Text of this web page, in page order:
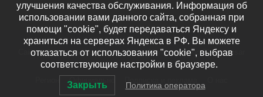
Сайт работает на WordPress|Тема: Newsup, авторThemeansar
Официально Подписка и реклама
улучшения качества обслуживания. Информация об
использовании вами данного сайта, собранная при
помощи "cookie", будет передаваться Яндексу и
храниться на серверах Яндекса в РФ. Вы можете
отказаться от использования "cookie", выбрав
соответствующие настройки в браузере.
Закрыть Политика оператора